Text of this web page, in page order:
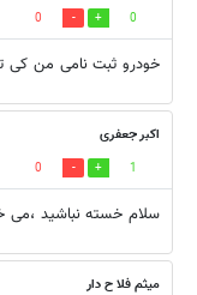
0
0
خودرو ثبت نامی من کی
اکبر جعفری
1
0
سلام خسته نباشید ،می
میثم فلا ح دار